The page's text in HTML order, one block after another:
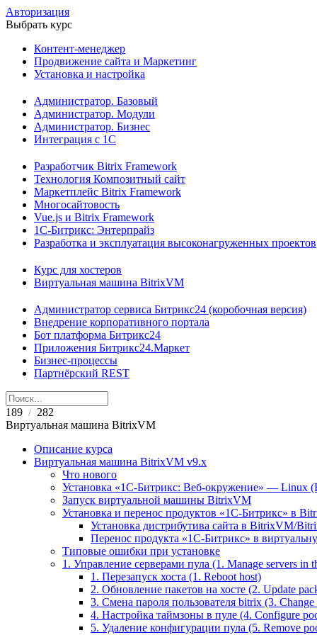
Авторизация
Выбрать курс
Контент-менеджер
Продвижение сайта и Маркетинг
Установка и настройка
Администратор. Базовый
Администратор. Модули
Администратор. Бизнес
Интеграция с 1С
Разработчик Bitrix Framework
Технология Композитный сайт
Маркетплейс Bitrix Framework
Многосайтовость
Vue.js и Bitrix Framework
1С-Битрикс: Энтерпрайз
Разработка и эксплуатация высоконагруженных проектов
Курс для хостеров
Виртуальная машина BitrixVM
Администратор сервиса Битрикс24 (коробочная версия)
Внедрение корпоративного портала
Бот платформа Битрикс24
Приложения Битрикс24.Маркет
Бизнес-процессы
Партнёрский REST
189 / 282
Виртуальная машина BitrixVM
Описание курса
Виртуальная машина BitrixVM v9.x
Что нового
Установка «1С-Битрикс: Веб-окружение» — Linux
Запуск виртуальной машины BitrixVM
Установка и перенос продуктов «1С-Битрикс» в
Установка дистрибутива сайта в BitrixVM/
Перенос продукта «1C-Битрикс» в
Типовые ошибки при установке
1. Управление серверами пула (1. Manage servers in
1. Перезапуск хоста (1. Reboot host)
2. Обновление пакетов на хосте (2. Update
3. Смена пароля пользователя bitrix (3.
4. Настройка таймзоны в пуле (4. Configure
5. Удаление конфигурации пула (5. Remove